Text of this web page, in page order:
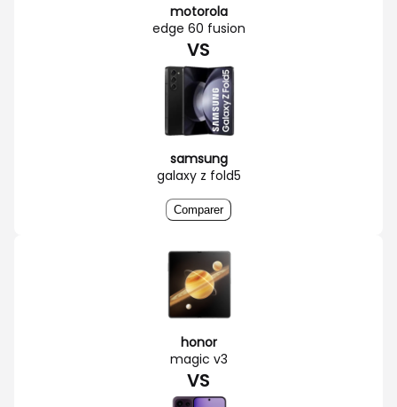
motorola
edge 60 fusion
VS
samsung
galaxy z fold5
Comparer
honor
magic v3
VS